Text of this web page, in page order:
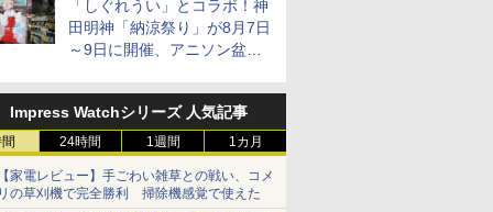
「しぐれうい」とコラボ！神
田明神「納涼祭り」が8月7日
～9日に開催、アニソン盆踊
Impress Watchシリーズ 人気記事
24時間 1週間 1カ月
家電レビュー】手ごわい雑草との戦い、コメ
の草刈機で完全勝利 掃除機感覚で使えた